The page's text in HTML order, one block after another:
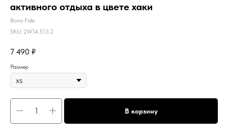
активного отдыха в цвете хаки
Bona Fide
SKU: 2W14.513.2
7 490 ₽
Размер
В корзину